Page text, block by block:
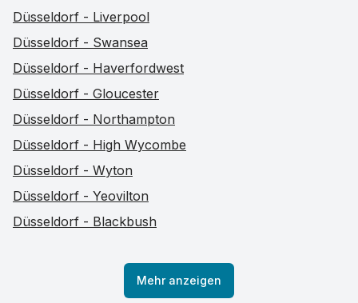
Düsseldorf - Liverpool
Düsseldorf - Swansea
Düsseldorf - Haverfordwest
Düsseldorf - Gloucester
Düsseldorf - Northampton
Düsseldorf - High Wycombe
Düsseldorf - Wyton
Düsseldorf - Yeovilton
Düsseldorf - Blackbush
Mehr anzeigen